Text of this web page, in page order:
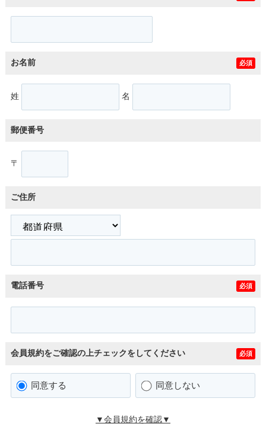
お名前 必須
姓 名
郵便番号
〒
ご住所
電話番号 必須
会員規約をご確認の上チェックをしてください 必須
同意する 同意しない
▼会員規約を確認▼